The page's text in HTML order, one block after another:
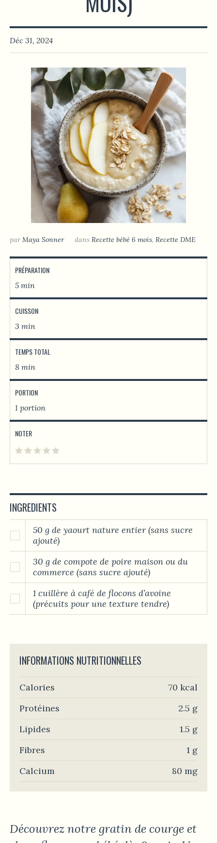
Déc 31, 2024
parMaya Sonner dans Recette bébé 6 mois, Recette DME
PRÉPARATION
5 min
CUISSON
3 min
TEMPS TOTAL
8 min
PORTION
1 portion
NOTER
INGREDIENTS
50 g de yaourt nature entier (sans sucre
ajouté)
30 g de compote de poire maison ou du
commerce (sans sucre ajouté)
1 cuillère à café de flocons d’avoine
(précuits pour une texture tendre)
INFORMATIONS NUTRITIONNELLES
Calories
70 kcal
Protéines
2.5 g
Lipides
1.5 g
Fibres
1 g
Calcium
80 mg
Découvrez notre gratin de courge et